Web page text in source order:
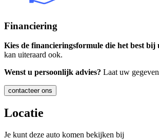
Financiering
Kies de financieringsformule die het best bij
kan uiteraard ook.
Wenst u persoonlijk advies? Laat uw
contacteer ons
Locatie
Je kunt deze auto komen bekijken bij